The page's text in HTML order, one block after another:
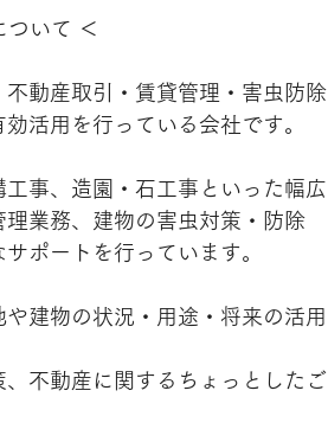
ついて ＜
動産取引・賃貸管理・害虫防除
活用を行っている会社です。
事、造園・石工事といった幅広
業務、建物の害虫対策・防除
ポートを行っています。
建物の状況・用途・将来の活用
不動産に関するちょっとしたご